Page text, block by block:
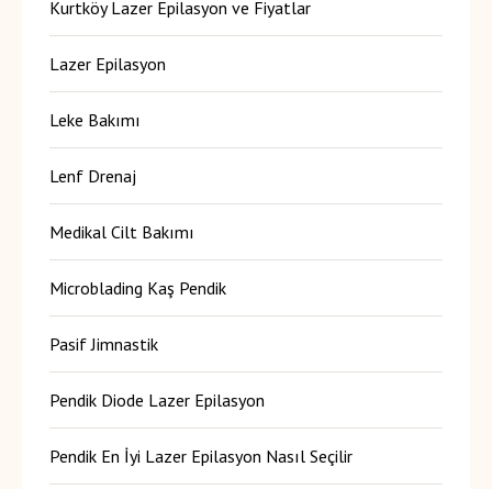
Kurtköy Lazer Epilasyon ve Fiyatlar
Lazer Epilasyon
Leke Bakımı
Lenf Drenaj
Medikal Cilt Bakımı
Microblading Kaş Pendik
Pasif Jimnastik
Pendik Diode Lazer Epilasyon
Pendik En İyi Lazer Epilasyon Nasıl Seçilir